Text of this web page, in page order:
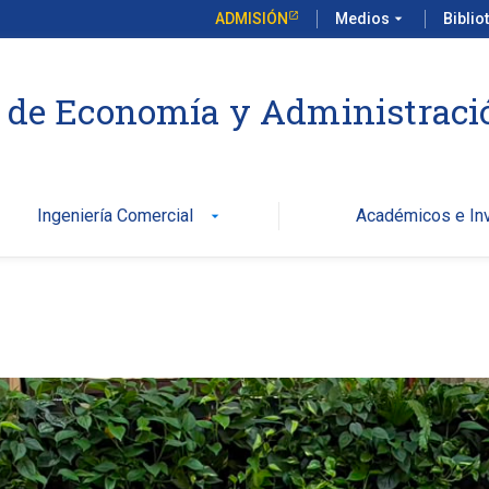
ADMISIÓN Medios arrow_drop_down
de Economía y
Ingeniería Comercial arrow_drop_down Académicos e